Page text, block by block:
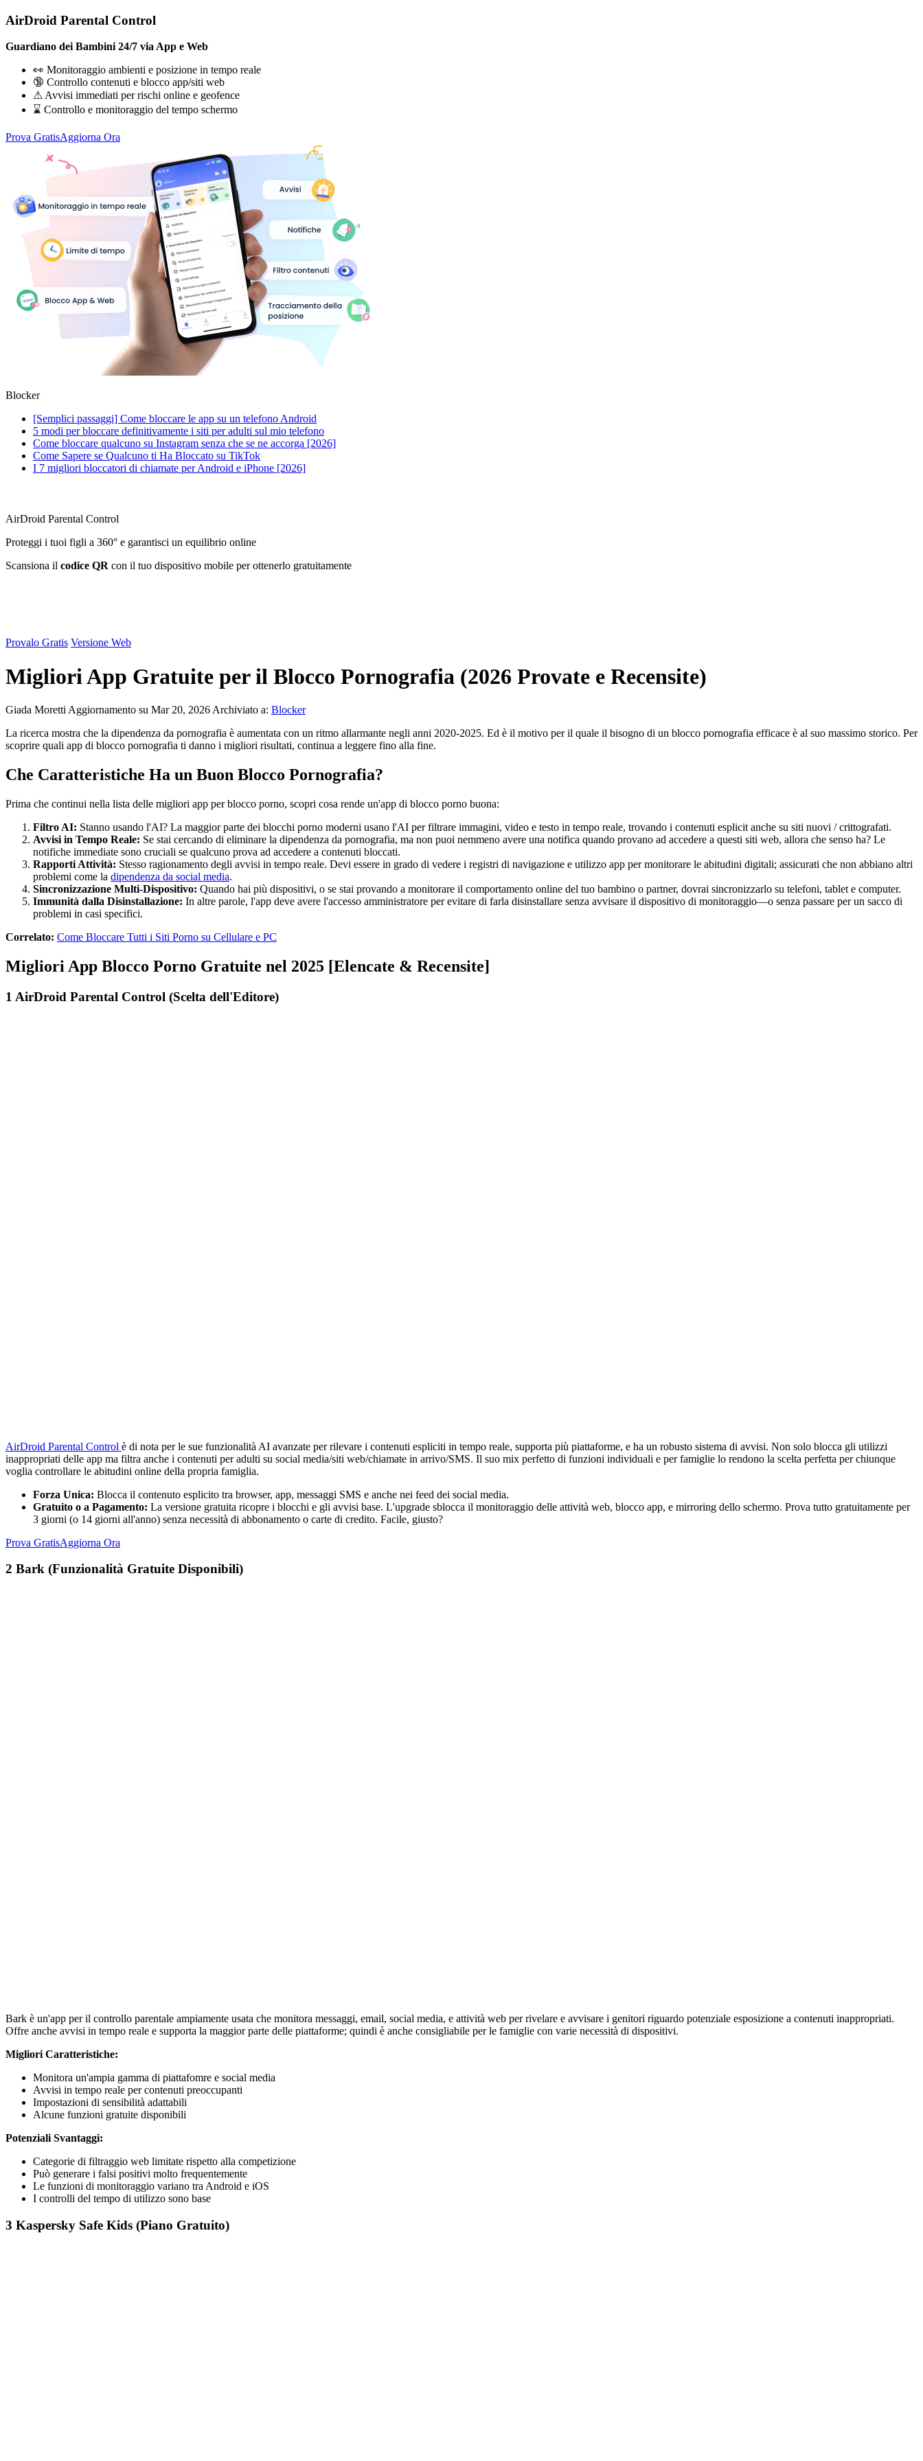
AirDroid Parental Control
Guardiano dei Bambini 24/7 via App e Web
👀 Monitoraggio ambienti e posizione in tempo reale
🔞 Controllo contenuti e blocco app/siti web
⚠ Avvisi immediati per rischi online e geofence
⌛ Controllo e monitoraggio del tempo schermo
Prova GratisAggiorna Ora
Blocker
[Semplici passaggi] Come bloccare le app su un telefono Android
5 modi per bloccare definitivamente i siti per adulti sul mio telefono
Come bloccare qualcuno su Instagram senza che se ne accorga [2026]
Come Sapere se Qualcuno ti Ha Bloccato su TikTok
I 7 migliori bloccatori di chiamate per Android e iPhone [2026]
AirDroid Parental Control
Proteggi i tuoi figli a 360° e garantisci un equilibrio online
Scansiona il codice QR con il tuo dispositivo mobile per ottenerlo gratuitamente
Provalo Gratis Versione Web
Migliori App Gratuite per il Blocco Pornografia (2026 Provate e Recensite)
Giada Moretti Aggiornamento su Mar 20, 2026 Archiviato a: Blocker
La ricerca mostra che la dipendenza da pornografia è aumentata con un ritmo allarmante negli anni 2020-2025. Ed è il motivo per il quale il bisogno di un blocco pornografia efficace è al suo massimo storico. Per
scoprire quali app di blocco pornografia ti danno i migliori risultati, continua a leggere fino alla fine.
Che Caratteristiche Ha un Buon Blocco Pornografia?
Prima che continui nella lista delle migliori app per blocco porno, scopri cosa rende un'app di blocco porno buona:
Filtro AI: Stanno usando l'AI? La maggior parte dei blocchi porno moderni usano l'AI per filtrare immagini, video e testo in tempo reale, trovando i contenuti esplicit anche su siti nuovi / crittografati.
Avvisi in Tempo Reale: Se stai cercando di eliminare la dipendenza da pornografia, ma non puoi nemmeno avere una notifica quando provano ad accedere a questi siti web, allora che senso ha? Le
notifiche immediate sono cruciali se qualcuno prova ad accedere a contenuti bloccati.
Rapporti Attività: Stesso ragionamento degli avvisi in tempo reale. Devi essere in grado di vedere i registri di navigazione e utilizzo app per monitorare le abitudini digitali; assicurati che non abbiano altri
problemi come la dipendenza da social media.
Sincronizzazione Multi-Dispositivo: Quando hai più dispositivi, o se stai provando a monitorare il comportamento online del tuo bambino o partner, dovrai sincronizzarlo su telefoni, tablet e computer.
Immunità dalla Disinstallazione: In altre parole, l'app deve avere l'accesso amministratore per evitare di farla disinstallare senza avvisare il dispositivo di monitoraggio—o senza passare per un sacco di
problemi in casi specifici.
Correlato: Come Bloccare Tutti i Siti Porno su Cellulare e PC
Migliori App Blocco Porno Gratuite nel 2025 [Elencate & Recensite]
1 AirDroid Parental Control (Scelta dell'Editore)
AirDroid Parental Control è di nota per le sue funzionalità AI avanzate per rilevare i contenuti espliciti in tempo reale, supporta più piattaforme, e ha un robusto sistema di avvisi. Non solo blocca gli utilizzi
inappropriati delle app ma filtra anche i contenuti per adulti su social media/siti web/chiamate in arrivo/SMS. Il suo mix perfetto di funzioni individuali e per famiglie lo rendono la scelta perfetta per chiunque
voglia controllare le abitudini online della propria famiglia.
Forza Unica: Blocca il contenuto esplicito tra browser, app, messaggi SMS e anche nei feed dei social media.
Gratuito o a Pagamento: La versione gratuita ricopre i blocchi e gli avvisi base. L'upgrade sblocca il monitoraggio delle attività web, blocco app, e mirroring dello schermo. Prova tutto gratuitamente per
3 giorni (o 14 giorni all'anno) senza necessità di abbonamento o carte di credito. Facile, giusto?
Prova GratisAggiorna Ora
2 Bark (Funzionalità Gratuite Disponibili)
Bark è un'app per il controllo parentale ampiamente usata che monitora messaggi, email, social media, e attività web per rivelare e avvisare i genitori riguardo potenziale esposizione a contenuti inappropriati.
Offre anche avvisi in tempo reale e supporta la maggior parte delle piattaforme; quindi è anche consigliabile per le famiglie con varie necessità di dispositivi.
Migliori Caratteristiche:
Monitora un'ampia gamma di piattafomre e social media
Avvisi in tempo reale per contenuti preoccupanti
Impostazioni di sensibilità adattabili
Alcune funzioni gratuite disponibili
Potenziali Svantaggi:
Categorie di filtraggio web limitate rispetto alla competizione
Può generare i falsi positivi molto frequentemente
Le funzioni di monitoraggio variano tra Android e iOS
I controlli del tempo di utilizzo sono base
3 Kaspersky Safe Kids (Piano Gratuito)